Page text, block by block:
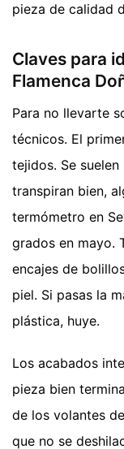
pieza de calidad
Claves para
Flamenca
Para no llevarte
técnicos. El
tejidos. Se
transpiran bien,
termómetro en
grados en mayo.
encajes de
piel. Si pasas la
plástica, huye.
Los acabados
pieza bien
de los volantes
que no se